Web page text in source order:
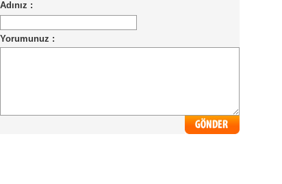
Adınız :
Yorumunuz :